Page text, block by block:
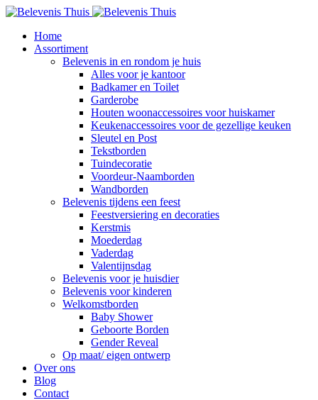
Home
Assortiment
Belevenis in en rondom je huis
Alles voor je kantoor
Badkamer en Toilet
Garderobe
Houten woonaccessoires voor huiskamer
Keukenaccessoires voor de gezellige keuken
Sleutel en Post
Tekstborden
Tuindecoratie
Voordeur-Naamborden
Wandborden
Belevenis tijdens een feest
Feestversiering en decoraties
Kerstmis
Moederdag
Vaderdag
Valentijnsdag
Belevenis voor je huisdier
Belevenis voor kinderen
Welkomstborden
Baby Shower
Geboorte Borden
Gender Reveal
Op maat/ eigen ontwerp
Over ons
Blog
Contact